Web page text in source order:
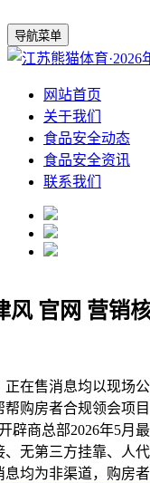
导航菜单
网站首页
关于我们
食品安全动态
食品安全资讯
联系我们
风 官网 营销
售消息均以现场公
购房者合规领会项
辟商总部2026年5月
无第三方挂靠、人
均为非渠道，购房